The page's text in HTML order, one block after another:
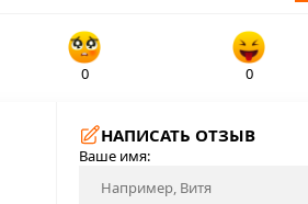
0 0
НАПИСАТЬ ОТЗЫВ
Ваше имя: